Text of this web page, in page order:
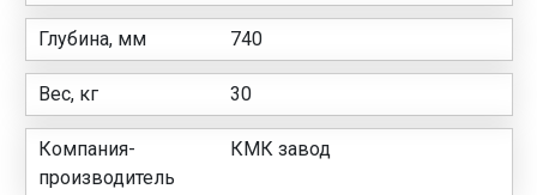
Глубина, мм 740
Вес, кг 30
Компания-
производитель
КМК завод